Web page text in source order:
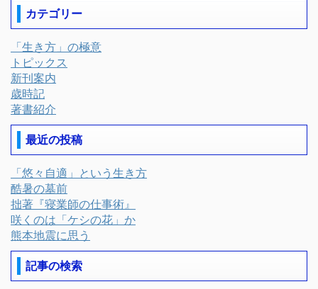
カテゴリー
「生き方」の極意
トピックス
新刊案内
歳時記
著書紹介
最近の投稿
「悠々自適」という生き方
酷暑の墓前
拙著『寝業師の仕事術』
咲くのは「ケシの花」か
熊本地震に思う
記事の検索